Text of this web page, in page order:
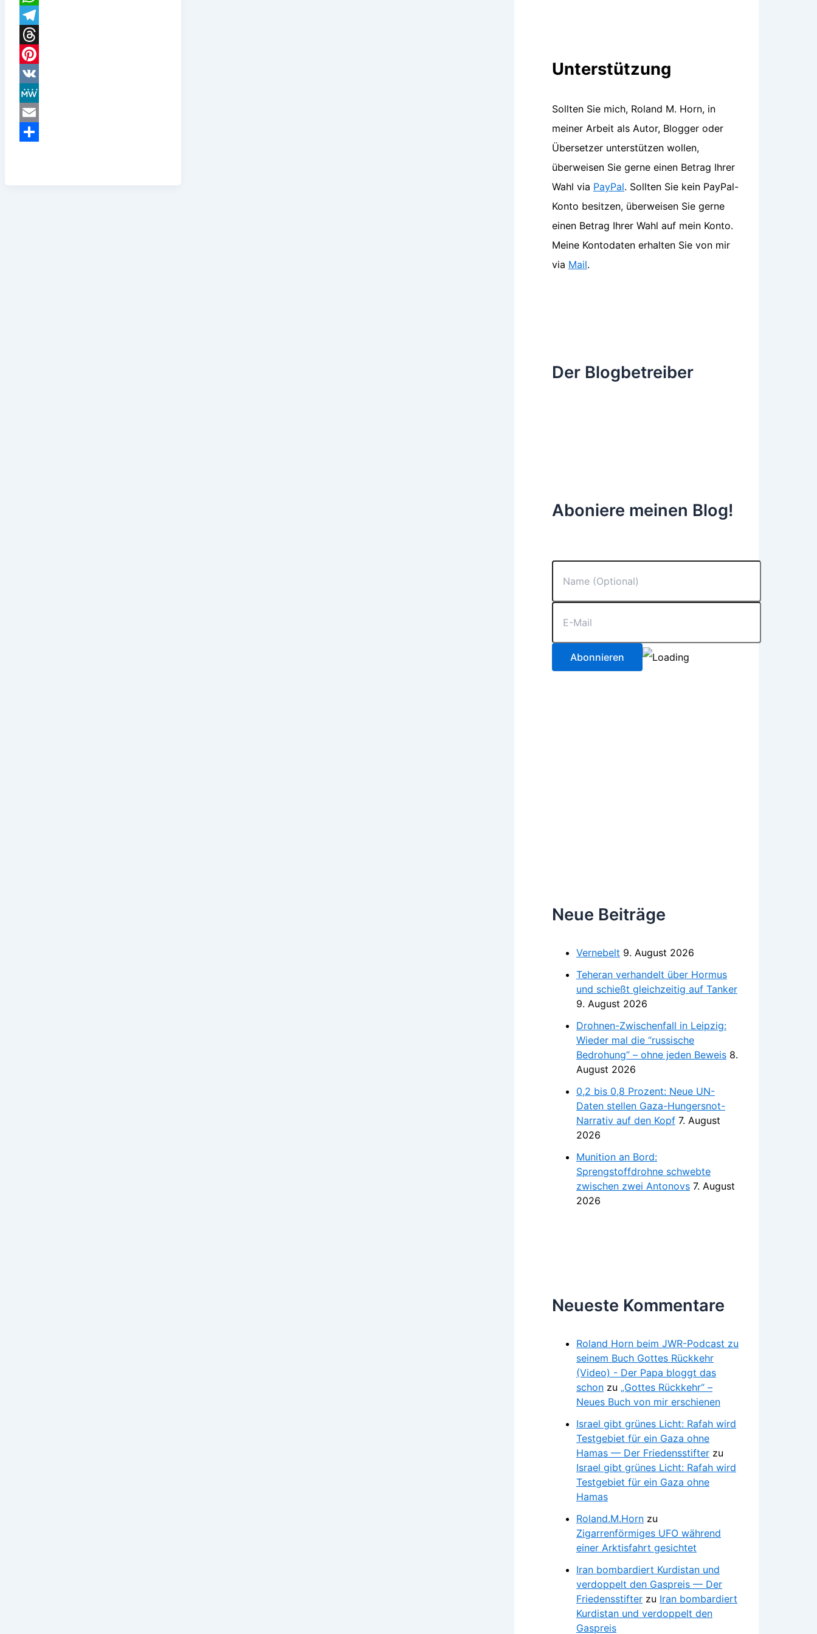
WhatsApp
Telegram
Threads
Pinterest
VK
MeWe
Email
Unterstützung
Sollten Sie mich, Roland M. Horn, in
meiner Arbeit als Autor, Blogger oder
Übersetzer unterstützen wollen,
überweisen Sie gerne einen Betrag Ihrer
Wahl via PayPal. Sollten Sie kein PayPal-
Konto besitzen, überweisen Sie gerne
einen Betrag Ihrer Wahl auf mein Konto.
Meine Kontodaten erhalten Sie von mir
via Mail.
Der Blogbetreiber
Aboniere meinen Blog!
Neue Beiträge
Vernebelt 9. August 2026
Teheran verhandelt über Hormus
und schießt gleichzeitig auf Tanker
9. August 2026
Drohnen-Zwischenfall in Leipzig:
Wieder mal die “russische
Bedrohung” – ohne jeden Beweis 8.
August 2026
0,2 bis 0,8 Prozent: Neue UN-
Daten stellen Gaza-Hungersnot-
Narrativ auf den Kopf 7. August
2026
Munition an Bord:
Sprengstoffdrohne schwebte
zwischen zwei Antonovs 7. August
2026
Neueste Kommentare
Roland Horn beim JWR-Podcast zu
seinem Buch Gottes Rückkehr
(Video) - Der Papa bloggt das
schon zu „Gottes Rückkehr“ –
Neues Buch von mir erschienen
Israel gibt grünes Licht: Rafah wird
Testgebiet für ein Gaza ohne
Hamas — Der Friedensstifter zu
Israel gibt grünes Licht: Rafah wird
Testgebiet für ein Gaza ohne
Hamas
Roland.M.Horn zu
Zigarrenförmiges UFO während
einer Arktisfahrt gesichtet
Iran bombardiert Kurdistan und
verdoppelt den Gaspreis — Der
Friedensstifter zu Iran bombardiert
Kurdistan und verdoppelt den
Gaspreis